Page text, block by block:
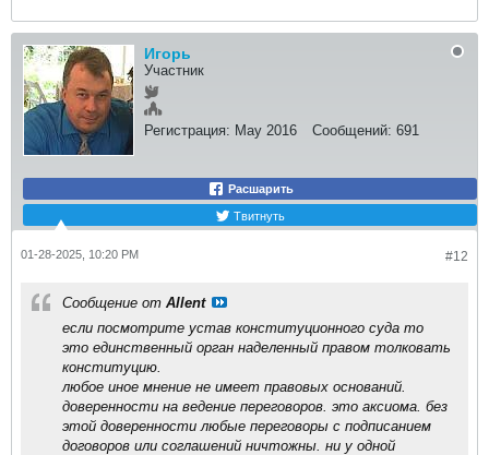
Игорь
Участник
Регистрация: May 2016 Сообщений: 691
Расшарить
Твитнуть
#12
01-28-2025, 10:20 PM
Сообщение от Allent
если посмотрите устав конституционного суда то
это единственный орган наделенный правом толковать
конституцию.
любое иное мнение не имеет правовых оснований.​
доверенности на ведение переговоров. это аксиома. без
этой доверенности любые переговоры с подписанием
договоров или соглашений ничтожны. ни у одной